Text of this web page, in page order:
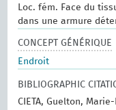
Loc. fém. Face du
dans une armure
CONCEPT GÉNÉRIQUE
Endroit
BIBLIOGRAPHIC
CIETA, Guelton,